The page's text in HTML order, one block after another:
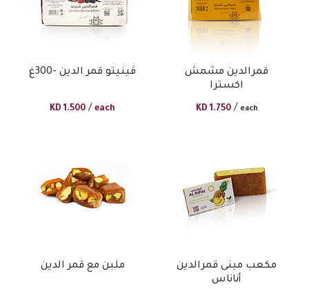
ڤينيتو قمر الدين -300غ
KD 1.500 / each
قمرالدين مشمش
اكسترا
KD 1.750 / each
ملبن مع قمر الدين
مكعب مينى قمرالدين
أناناس